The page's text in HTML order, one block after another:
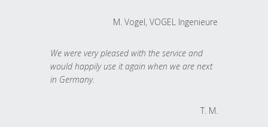
M. Vogel, VOGEL Ingenieure
We were very pleased with the service and
would happily use it again when we are next
in Germany.
T. M.